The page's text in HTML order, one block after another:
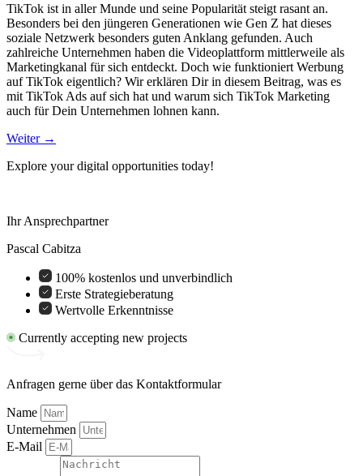
TikTok ist in aller Munde und seine Popularität steigt rasant an.
Besonders bei den jüngeren Generationen wie Gen Z hat dieses
soziale Netzwerk besonders guten Anklang gefunden. Auch
zahlreiche Unternehmen haben die Videoplattform mittlerweile als
Marketingkanal für sich entdeckt. Doch wie funktioniert Werbung
auf TikTok eigentlich? Wir erklären Dir in diesem Beitrag, was es
mit TikTok Ads auf sich hat und warum sich TikTok Marketing
auch für Dein Unternehmen lohnen kann.
Weiter →
Explore your digital opportunities today!
Ihr Ansprechpartner
Pascal Cabitza
100% kostenlos und unverbindlich
Erste Strategieberatung
Wertvolle Erkenntnisse
Currently accepting new projects
Anfragen gerne über das Kontaktformular
Name
Unternehmen
E-Mail